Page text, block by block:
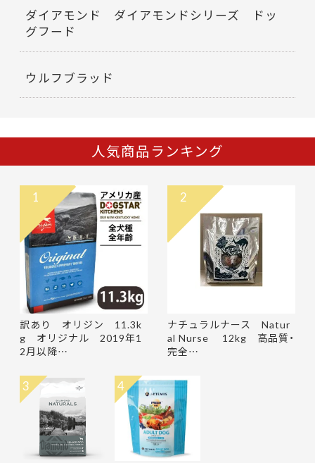
ダイアモンド ダイアモンドシリーズ ドッ
グフード
ウルフブラッド
人気商品ランキング
訳あり オリジン 11.3k
g オリジナル 2019年1
2月以降…
1
ナチュラルナース Natur
al Nurse 12kg 高品質・
完全…
2
3 4